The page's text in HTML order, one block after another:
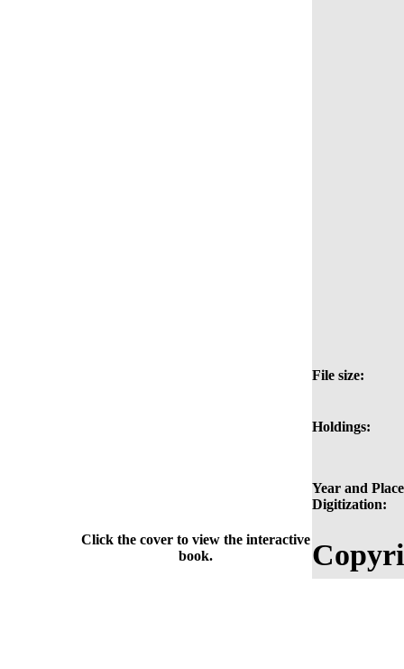
File size:
Holdings:
Year and
Digitization:
Click the cover to view the interactive
book.